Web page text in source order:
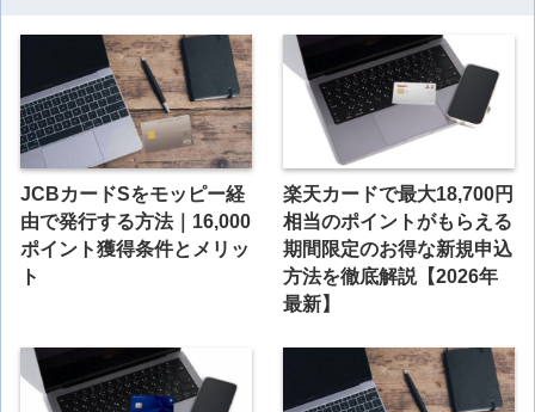
JCBカードSをモッピー経
由で発行する方法｜16,000
ポイント獲得条件とメリッ
ト
楽天カードで最大18,700円
相当のポイントがもらえる
期間限定のお得な新規申込
方法を徹底解説【2026年
最新】